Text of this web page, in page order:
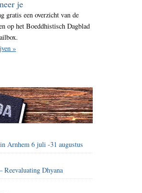
je
gratis een overzicht van de
op het Boeddhistisch Dagblad
»
Arnhem 6 juli -31 augustus
Dhyana